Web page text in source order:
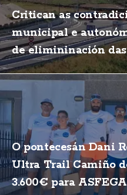
Critican as
municipal e
de elimininación das
O pontecesán Dani
Ultra Trail Camiño
3.600€ para ASFEGA